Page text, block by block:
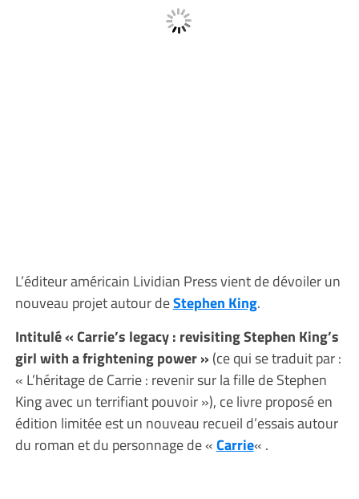
L’éditeur américain Lividian Press vient de dévoiler un
nouveau projet autour deStephen King.
Intitulé « Carrie’s legacy : revisiting Stephen King’s
girl with a frightening power » (ce qui se traduit par :
« L’héritage de Carrie : revenir sur la fille de Stephen
King avec un terrifiant pouvoir »), ce livre proposé en
édition limitée est un nouveau recueil d’essais autour
du roman et du personnage de «Carrie« .